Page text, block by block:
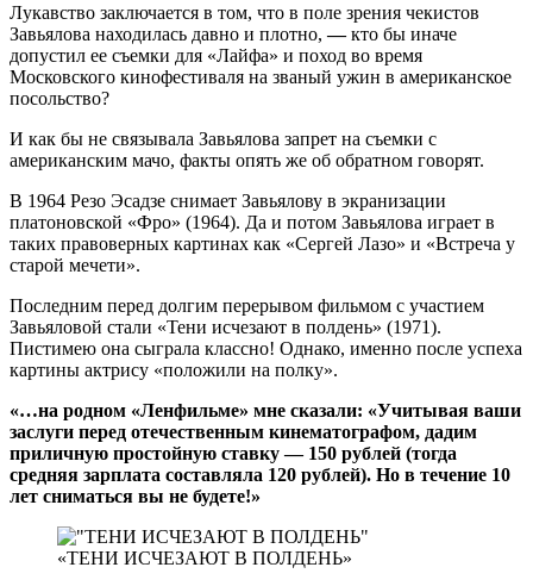
Лукавство заключается в том, что в поле зрения чекистов
Завьялова находилась давно и плотно, —кто бы иначе
допустил ее съемки для «Лайфа» и поход во время
Московского кинофестиваля на званый ужин в американское
посольство?
И как бы не связывала Завьялова запрет на съемки с
американским мачо, факты опять же об обратном говорят.
В 1964 Резо Эсадзе снимает Завьялову в экранизации
платоновской «Фро» (1964). Да и потом Завьялова играет в
таких правоверных картинах как «Сергей Лазо» и «Встреча у
старой мечети».
Последним перед долгим перерывом фильмом с участием
Завьяловой стали «Тени исчезают в полдень» (1971).
Пистимею она сыграла классно! Однако, именно после успеха
картины актрису «положили на полку».
«…на родном «Ленфильме» мне сказали: «Учитывая ваши
заслуги перед отечественным кинематографом, дадим
приличную простойную ставку — 150 рублей (тогда
средняя зарплата составляла 120 рублей). Но в течение 10
лет сниматься вы не будете!»
«ТЕНИ ИСЧЕЗАЮТ В ПОЛДЕНЬ»